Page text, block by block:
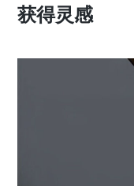
获得灵感